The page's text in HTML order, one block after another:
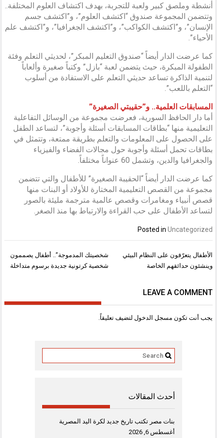
أنشطة وملصق كبير ولعبة للتجربة، بهدف اكتشاف العلوم المختلفة..
وتتضمن المجموعة صندوق “اكتشف العلوم”، و”اكتشف جسم
الإنسان”، و”اكتشف الكواكب”، و”اكتشف الجغرافيا”، و”اكتشف علم
الأحياء”.
كما عرضت الدار أيضاً “صندوق التعليم المبكر”، لحديثي التعلم وفئة
الطفولة المبكرة، حيث يتضمن لعبة “بازل” وكتباً صغيرة وألعاباً
لتنمية الذاكرة تساعد حديثي التعلم على الاستفادة من أسلوب
“التعلم باللعب”.
المسابقات العلمية.. و”حقيبتي الصغيرة”
أما دار الحافظ السورية، فعرضت مجموعة من الوسائل التفاعلية
التعليمية منها “بطاقات المسابقات أسئلة وأجوبة”، لتساعد الطفل
على الحصول على المعلومات والتعلم بطريقة ممتعة، وتتمثل في
بطاقات تحمل أسئلة وأجوبة حول مجالات الفضاء والفيزياء
والجغرافيا والدين، وتشمل 60 عنواناً مختلفاً.
كما عرضت الدار أيضاً “الحقيبة الصغيرة” للأطفال والتي تتضمن
مجموعة من القصص التعليمية المختارة للأولاد أو البنات منها
قصص أنبياء ومغامرات وقصص عالمية مترجمة مليئة بالصور
لتساعد الأطفال على حب القراءة والارتباط بها منذ الصغر.
Posted in Uncategorized
تصفّح
المقالات
شخصيتك المدموجة”.. أطفال يصممون
شخصية كرتونية جديدة برسوم متداخلة
الأطفال يتعرّفون على النظام البيئي
وينشئون حدائقهم الخاصة
LEAVE A COMMENT
يجب أنت تكون مسجل الدخول لتضيف تعليقاً.
أحدث المقالات
بنات مصر تكتب تاريخ جديد لكرة اليد المصرية
أغسطس 6, 2026